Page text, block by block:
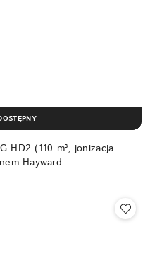
HD2 (110 m³, jonizacja
Hayward